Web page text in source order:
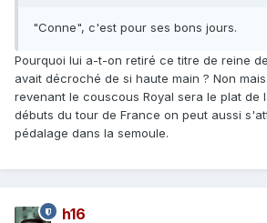
"Conne", c'est pour ses bons jours.
Pourquoi lui a-t-on retiré ce titre de reine
avait décroché de si haute main ? Non
revenant le couscous Royal sera le plat de
débuts du tour de France on peut aussi
pédalage dans la semoule.
h16